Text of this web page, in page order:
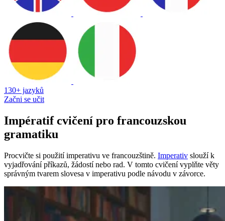
130+ jazyků
Začni se učit
Impératif cvičení pro francouzskou
gramatiku
Procvičte si použití imperativu ve francouzštině. Imperativ slouží k
vyjadřování příkazů, žádostí nebo rad. V tomto cvičení vyplňte věty
správným tvarem slovesa v imperativu podle návodu v závorce.